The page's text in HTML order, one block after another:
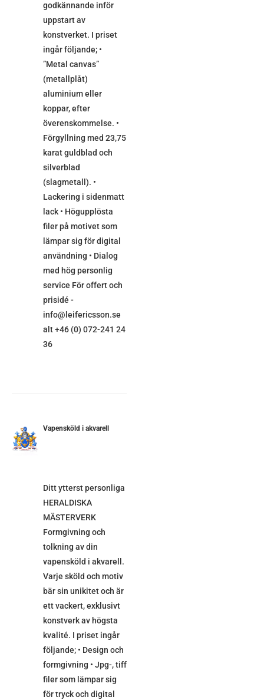
godkännande inför
uppstart av
konstverket. I priset
ingår följande; •
”Metal canvas”
(metallplåt)
aluminium eller
koppar, efter
överenskommelse. •
Förgyllning med 23,75
karat guldblad och
silverblad
(slagmetall). •
Lackering i sidenmatt
lack • Högupplösta
filer på motivet som
lämpar sig för digital
användning • Dialog
med hög personlig
service För offert och
prisidé -
info@leifericsson.se
alt +46 (0) 072-241 24
36
Vapensköld i akvarell
Ditt ytterst personliga
HERALDISKA
MÄSTERVERK
Formgivning och
tolkning av din
vapensköld i akvarell.
Varje sköld och motiv
bär sin unikitet och är
ett vackert, exklusivt
konstverk av högsta
kvalité. I priset ingår
följande; • Design och
formgivning • Jpg-, tiff
filer som lämpar sig
för tryck och digital